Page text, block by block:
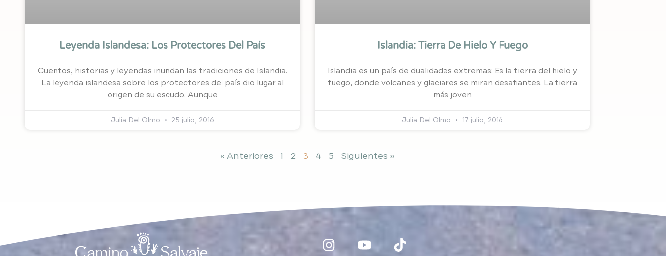
Leyenda Islandesa: Los Protectores Del País
Cuentos, historias y leyendas inundan las tradiciones de Islandia.
La leyenda islandesa sobre los protectores del país dio lugar al
origen de su escudo. Aunque
Julia Del Olmo 25 julio, 2016
Islandia: Tierra De Hielo Y Fuego
Islandia es un país de dualidades extremas: Es la tierra del hielo y
fuego, donde volcanes y glaciares se miran desafiantes. La tierra
más joven
Julia Del Olmo 17 julio, 2016
« Anteriores 1 2 3 4 5 Siguientes »